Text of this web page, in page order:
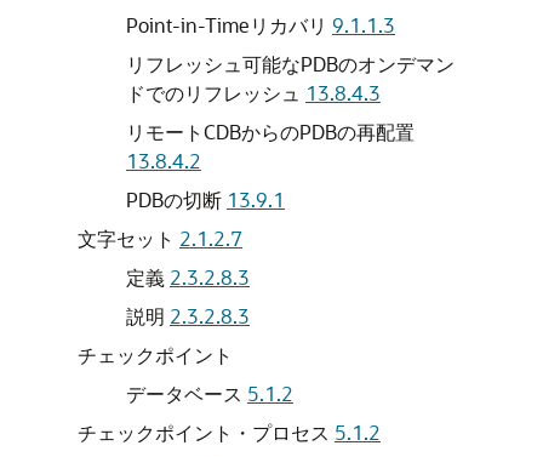
Point-in-Timeリカバリ 9.1.1.3
リフレッシュ可能なPDBのオンデマン
ドでのリフレッシュ 13.8.4.3
リモートCDBからのPDBの再配置
13.8.4.2
PDBの切断 13.9.1
文字セット 2.1.2.7
定義 2.3.2.8.3
説明 2.3.2.8.3
チェックポイント
データベース 5.1.2
チェックポイント・プロセス 5.1.2